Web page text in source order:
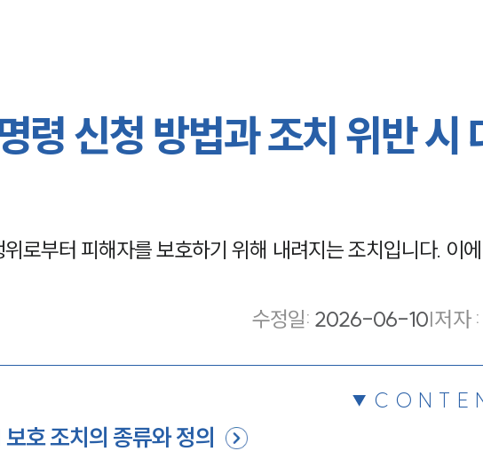
령 신청 방법과 조치 위반 시
로부터 피해자를 보호하기 위해 내려지는 조치입니다. 이
수정일: 2026-06-10|저자 :
호 조치의 종류와 정의